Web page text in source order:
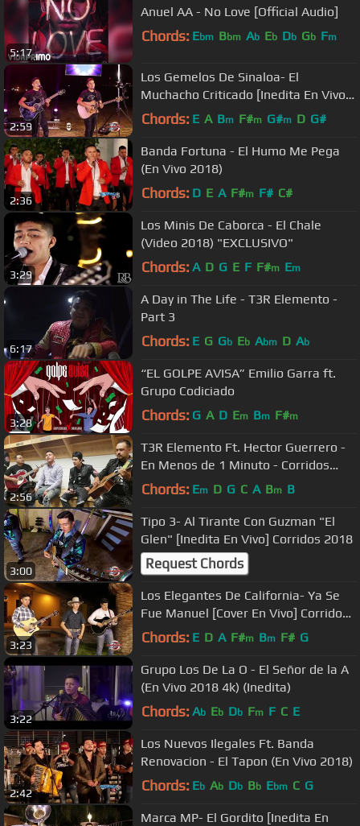
5:17
Anuel AA - No Love [Official Audio]
Chords: Ebm Bbm Ab Eb Db Gb Fm
2:59
Los Gemelos De Sinaloa- El
Muchacho Criticado [Inedita En Vivo]
Corridos 2018
Chords: E A Bm F#m G#m D G#
2:36
Banda Fortuna - El Humo Me Pega
(En Vivo 2018)
Chords: D E A F#m F# C#
3:29
Los Minis De Caborca - El Chale
(Video 2018) "EXCLUSIVO"
Chords: A D G E F F#m Em
6:17
A Day in The Life - T3R Elemento -
Part 3
Chords: E G Gb Eb Abm D Ab
3:28
“EL GOLPE AVISA” Emilio Garra ft.
Grupo Codiciado
Chords: G A D Em Bm F#m
2:56
T3R Elemento Ft. Hector Guerrero -
En Menos de 1 Minuto - Corridos
2018
Chords: Em D G C A Bm B
3:00
Tipo 3- Al Tirante Con Guzman "El
Glen" [Inedita En Vivo] Corridos 2018
Request Chords
3:23
Los Elegantes De California- Ya Se
Fue Manuel [Cover En Vivo] Corridos
2018
Chords: E D A F#m Bm F# G
3:22
Grupo Los De La O - El Señor de la A
(En Vivo 2018 4k) (Inedita)
Chords: Ab Eb Db Fm F C E
2:42
Los Nuevos Ilegales Ft. Banda
Renovacion - El Tapon (En Vivo 2018)
Chords: Eb Ab Db Bb Ebm C G
Marca MP- El Gordito [Inedita En